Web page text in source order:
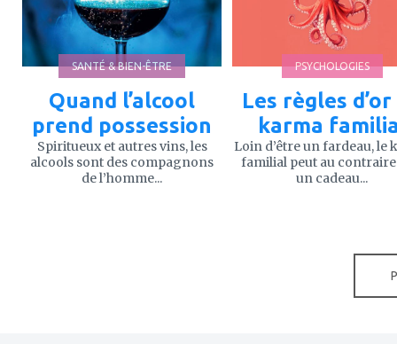
SANTÉ & BIEN-ÊTRE
Quand l’alcool
prend possession
Spiritueux et autres vins, les
alcools sont des compagnons
de l’homme...
PSYCHOLOGIES
Les règles d’or
karma
Loin d’être un fardeau, le
familial peut au
un cadeau...